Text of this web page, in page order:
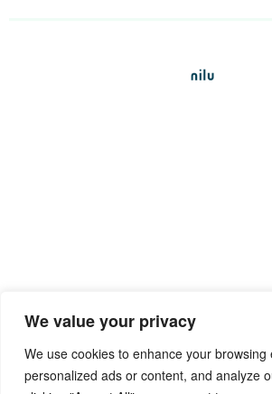
We value your privacy
We use cookies to enhance your
personalized ads or content, and analyze